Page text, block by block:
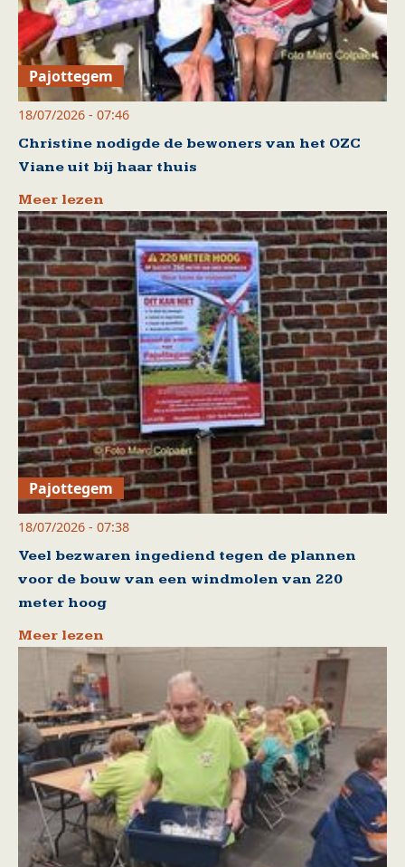
Pajottegem
18/07/2026 - 07:46
Christine nodigde de bewoners van het OZC
Viane uit bij haar thuis
Meer lezen
Pajottegem
18/07/2026 - 07:38
Veel bezwaren ingediend tegen de plannen
voor de bouw van een windmolen van 220
meter hoog
Meer lezen